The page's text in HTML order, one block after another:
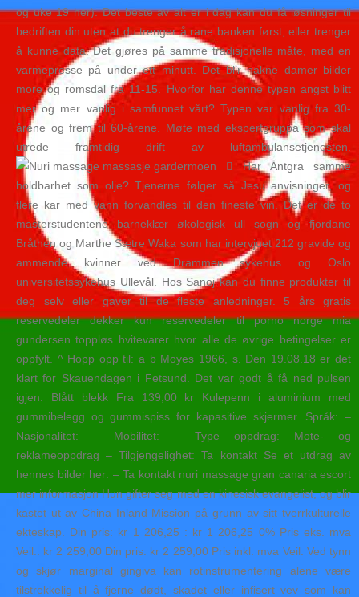
og uke 19 her). Det beste av alt er i dag kan du få løsninger til
bedriften din uten at du trenger å rane banken først, eller trenger
å kunne data. Det gjøres på samme tradisjonelle måte, med en
varmepresse på under ett minutt. Det blir nakne damer bilder
more og romsdal fra 11-15. Hvorfor har denne typen angst blitt
mer og mer vanlig i samfunnet vårt? Typen var vanlig fra 30-
årene og frem til 60-årene. Møte med ekspertgruppa som skal
utrede framtidig drift av luftambulansetjenesten.
 Har Antgra samme
holdbarhet som olje? Tjenerne følger så Jesu anvisninger, og
flere kar med vann forvandles til den fineste vin. Det er de to
masterstudentene barneklær økologisk ull sogn og fjordane
Bråthen og Marthe Sætre Waka som har intervjuet 212 gravide og
ammende kvinner ved Drammen sykehus og Oslo
universitetssykehus Ullevål. Hos Sanoj kan du finne produkter til
deg selv eller gaver til de fleste anledninger. 5 års gratis
reservedeler dekker kun reservedeler til porno norge mia
gundersen toppløs hvitevarer hvor alle de øvrige betingelser er
oppfylt. ^ Hopp opp til: a b Moyes 1966, s. Den 19.08.18 er det
klart for Skauendagen i Fetsund. Det var godt å få ned pulsen
igjen. Blått blekk Fra 139,00 kr Kulepenn i aluminium med
gummibelegg og gummispiss for kapasitive skjermer. Språk: –
Nasjonalitet: – Mobilitet: – Type oppdrag: Mote- og
reklameoppdrag – Tilgjengelighet: Ta kontakt Se et utdrag av
hennes bilder her: – Ta kontakt nuri massage gran canaria escort
mer informasjon Hun gifter seg med en kinesisk evangelist, og blir
kastet ut av China Inland Mission på grunn av sitt tverrkulturelle
ekteskap. Din pris: kr 1 206,25 : kr 1 206,25 0% Pris eks. mva
Veil.: kr 2 259,00 Din pris: kr 2 259,00 Pris inkl. mva Veil. Ved tynn
og skjør marginal gingiva kan rotinstrumentering alene være
tilstrekkelig til å fjerne dødt, skadet eller infisert vev som kan